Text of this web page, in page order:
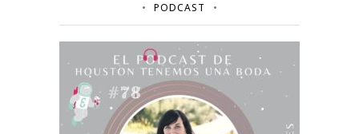
PODCAST